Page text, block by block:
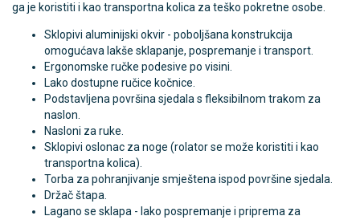
ga je koristiti i kao transportna kolica za teško pokretne osobe.
Sklopivi aluminijski okvir - poboljšana konstrukcija
omogućava lakše sklapanje, pospremanje i transport.
Ergonomske ručke podesive po visini.
Lako dostupne ručice kočnice.
Podstavljena površina sjedala s fleksibilnom trakom za
naslon.
Nasloni za ruke.
Sklopivi oslonac za noge (rolator se može koristiti i kao
transportna kolica).
Torba za pohranjivanje smještena ispod površine sjedala.
Držač štapa.
Lagano se sklapa - lako pospremanje i priprema za